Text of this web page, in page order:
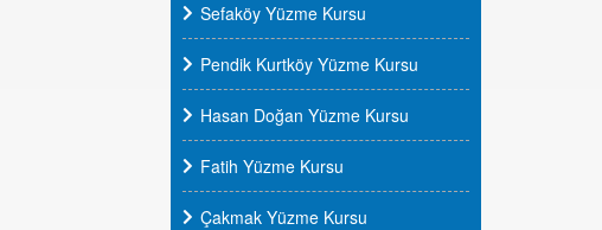
Sefaköy Yüzme Kursu
Pendik Kurtköy Yüzme Kursu
Hasan Doğan Yüzme Kursu
Fatih Yüzme Kursu
Çakmak Yüzme Kursu